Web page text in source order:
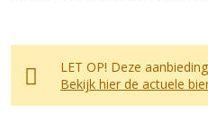
LET OP! Deze
Bekijk hier de actuele